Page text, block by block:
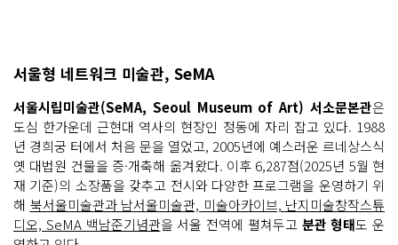
서울형 네트워크 미술관, SeMA
서울시립미술관(SeMA, Seoul Museum of Art) 서소문본관은
도심 한가운데 근현대 역사의 현장인 정동에 자리 잡고 있다. 1988
년 경희궁 터에서 처음 문을 열었고, 2005년에 예스러운 르네상스식
옛 대법원 건물을 증·개축해 옮겨왔다. 이후 6,287점(2025년 5월 현
재 기준)의 소장품을 갖추고 전시와 다양한 프로그램을 운영하기 위
해 북서울미술관과 남서울미술관, 미술아카이브, 난지미술창작스튜
디오, SeMA 백남준기념관을 서울 전역에 펼쳐두고 분관 형태도 운